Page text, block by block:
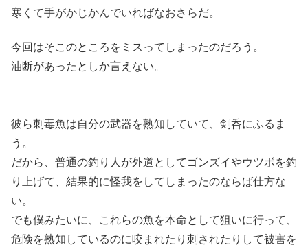
寒くて手がかじかんでいればなおさらだ。
今回はそこのところをミスってしまったのだろう。
油断があったとしか言えない。
彼ら刺毒魚は自分の武器を熟知していて、剣呑にふるま
う。
だから、普通の釣り人が外道としてゴンズイやウツボを釣
り上げて、結果的に怪我をしてしまったのならば仕方な
い。
でも僕みたいに、これらの魚を本命として狙いに行って、
危険を熟知しているのに咬まれたり刺されたりして被害を